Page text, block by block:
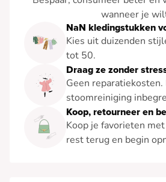
wanneer je
NaN kledingstukken
Kies uit duizenden
tot 50.
Draag ze zonder
Geen reparatiekosten.
stoomreiniging
Koop, retourneer en
Koop je favorieten
rest terug en begin